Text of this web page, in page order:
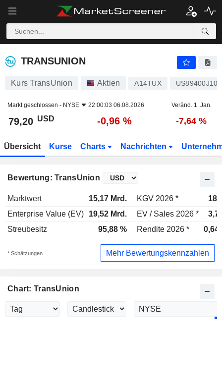
TRANSUNION
TRANSUNION
Kurs TransUnion Aktien A14TUX
Markt geschlossen - NYSE 22:00:03 06.08.2026 Veränd. 1. Jan.
79,20 USD -0,96 % -7,64 %
Übersicht Kurse Charts Nachrichten
Bewertung: TransUnion
Marktwert 15,17 Mrd. KGV 2026 *
Enterprise Value (EV)
19,52 Mrd. EV / Sales 2026 *
Streubesitz
95,88 % Rendite 2026 * 0,64
* Schätzungen Mehr Bewertungskennzahlen
Chart: TransUnion